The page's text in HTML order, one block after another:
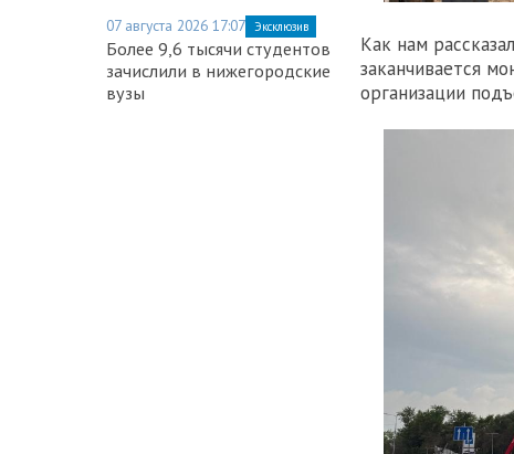
07 августа 2026 17:07 Эксклюзив
Более 9,6 тысячи студентов
зачислили в нижегородские
вузы
Как нам
заканчивается
организации